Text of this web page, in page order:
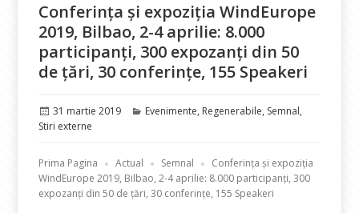
Conferința și expoziția WindEurope
2019, Bilbao, 2-4 aprilie: 8.000
participanți, 300 expozanți din 50
de țări, 30 conferințe, 155 Speakeri
Publicat
pe
31 martie 2019 Categorii
Evenimente, Regenerabile, Semnal,
Stiri externe
Prima Pagina Actual Semnal
Conferința și expoziția
WindEurope 2019, Bilbao, 2-4 aprilie: 8.000 participanți, 300
expozanți din 50 de țări, 30 conferințe, 155 Speakeri